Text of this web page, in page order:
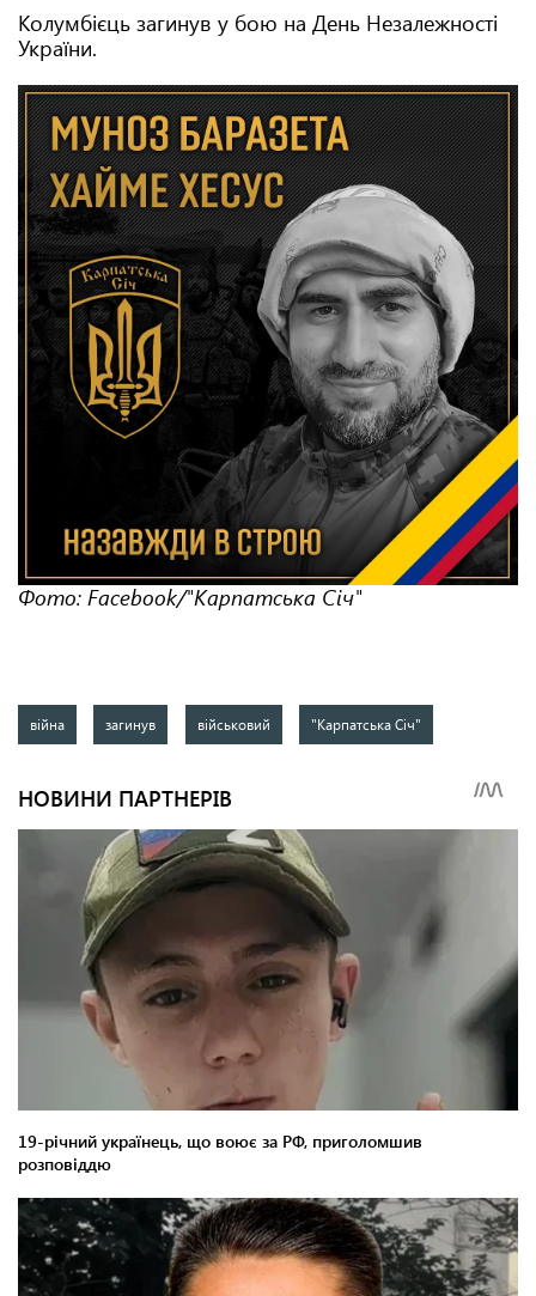
Колумбієць загинув у бою на День Незалежності
України.
Фото: Facebook/"Карпатська Січ"
війна загинув військовий "Карпатська Січ"